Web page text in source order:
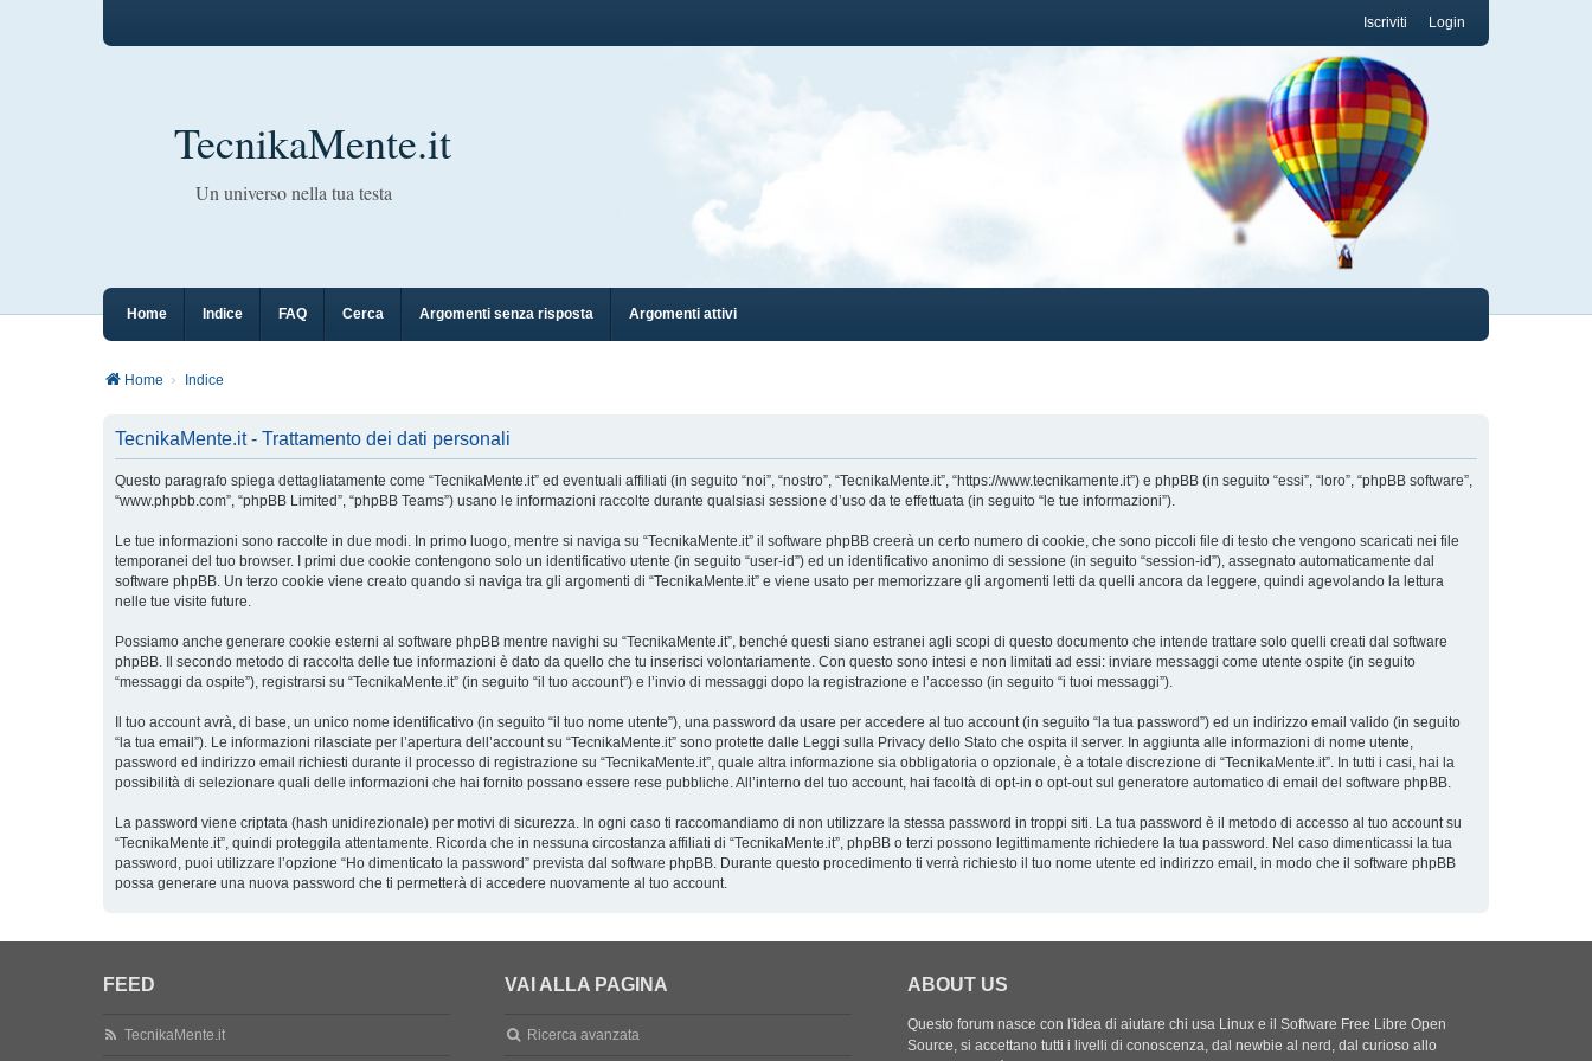
Login
Iscriviti
TecnikaMente.it
Un universo nella tua testa
Home Indice FAQ Cerca Argomenti senza risposta Argomenti attivi
Home Indice
TecnikaMente.it - Trattamento dei dati personali
Questo paragrafo spiega dettagliatamente come “TecnikaMente.it” ed eventuali affiliati (in seguito “noi”, “nostro”, “TecnikaMente.it”, “https://www.tecnikamente.it”) e phpBB (in seguito “essi”, “loro”, “phpBB software”,
“www.phpbb.com”, “phpBB Limited”, “phpBB Teams”) usano le informazioni raccolte durante qualsiasi sessione d’uso da te effettuata (in seguito “le tue informazioni”).
Le tue informazioni sono raccolte in due modi. In primo luogo, mentre si naviga su “TecnikaMente.it” il software phpBB creerà un certo numero di cookie, che sono piccoli file di testo che vengono scaricati nei file
temporanei del tuo browser. I primi due cookie contengono solo un identificativo utente (in seguito “user-id”) ed un identificativo anonimo di sessione (in seguito “session-id”), assegnato automaticamente dal
software phpBB. Un terzo cookie viene creato quando si naviga tra gli argomenti di “TecnikaMente.it” e viene usato per memorizzare gli argomenti letti da quelli ancora da leggere, quindi agevolando la lettura
nelle tue visite future.
Possiamo anche generare cookie esterni al software phpBB mentre navighi su “TecnikaMente.it”, benché questi siano estranei agli scopi di questo documento che intende trattare solo quelli creati dal software
phpBB. Il secondo metodo di raccolta delle tue informazioni è dato da quello che tu inserisci volontariamente. Con questo sono intesi e non limitati ad essi: inviare messaggi come utente ospite (in seguito
“messaggi da ospite”), registrarsi su “TecnikaMente.it” (in seguito “il tuo account”) e l’invio di messaggi dopo la registrazione e l’accesso (in seguito “i tuoi messaggi”).
Il tuo account avrà, di base, un unico nome identificativo (in seguito “il tuo nome utente”), una password da usare per accedere al tuo account (in seguito “la tua password”) ed un indirizzo email valido (in seguito
“la tua email”). Le informazioni rilasciate per l’apertura dell’account su “TecnikaMente.it” sono protette dalle Leggi sulla Privacy dello Stato che ospita il server. In aggiunta alle informazioni di nome utente,
password ed indirizzo email richiesti durante il processo di registrazione su “TecnikaMente.it”, quale altra informazione sia obbligatoria o opzionale, è a totale discrezione di “TecnikaMente.it”. In tutti i casi, hai la
possibilità di selezionare quali delle informazioni che hai fornito possano essere rese pubbliche. All’interno del tuo account, hai facoltà di opt-in o opt-out sul generatore automatico di email del software phpBB.
La password viene criptata (hash unidirezionale) per motivi di sicurezza. In ogni caso ti raccomandiamo di non utilizzare la stessa password in troppi siti. La tua password è il metodo di accesso al tuo account su
“TecnikaMente.it”, quindi proteggila attentamente. Ricorda che in nessuna circostanza affiliati di “TecnikaMente.it”, phpBB o terzi possono legittimamente richiedere la tua password. Nel caso dimenticassi la tua
password, puoi utilizzare l’opzione “Ho dimenticato la password” prevista dal software phpBB. Durante questo procedimento ti verrà richiesto il tuo nome utente ed indirizzo email, in modo che il software phpBB
possa generare una nuova password che ti permetterà di accedere nuovamente al tuo account.
FEED
TecnikaMente.it
VAI ALLA PAGINA
Ricerca avanzata
ABOUT US
Questo forum nasce con l'idea di aiutare chi usa Linux e il Software Free Libre Open
Source, si accettano tutti i livelli di conoscenza, dal newbie al nerd, dal curioso allo